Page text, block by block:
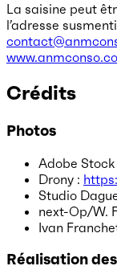
La saisine peut
l’adresse
Crédits
Photos
Adobe Stock
Drony :
Studio
next-Op/W.
Ivan
Réalisation